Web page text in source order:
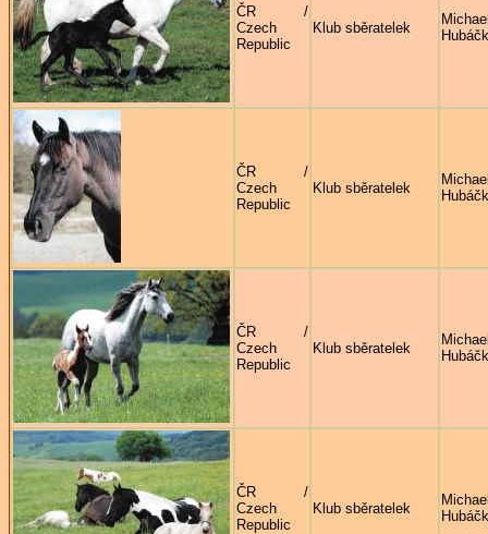
ČR /
Czech
Republic
Klub sběratelek
ČR /
Czech
Republic
Klub sběratelek
ČR /
Czech
Republic
Klub sběratelek
ČR /
Czech
Republic
Klub sběratelek